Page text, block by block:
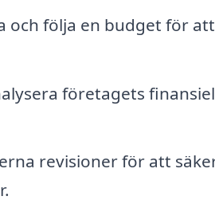
och följa en budget för
företagets
revisioner för att